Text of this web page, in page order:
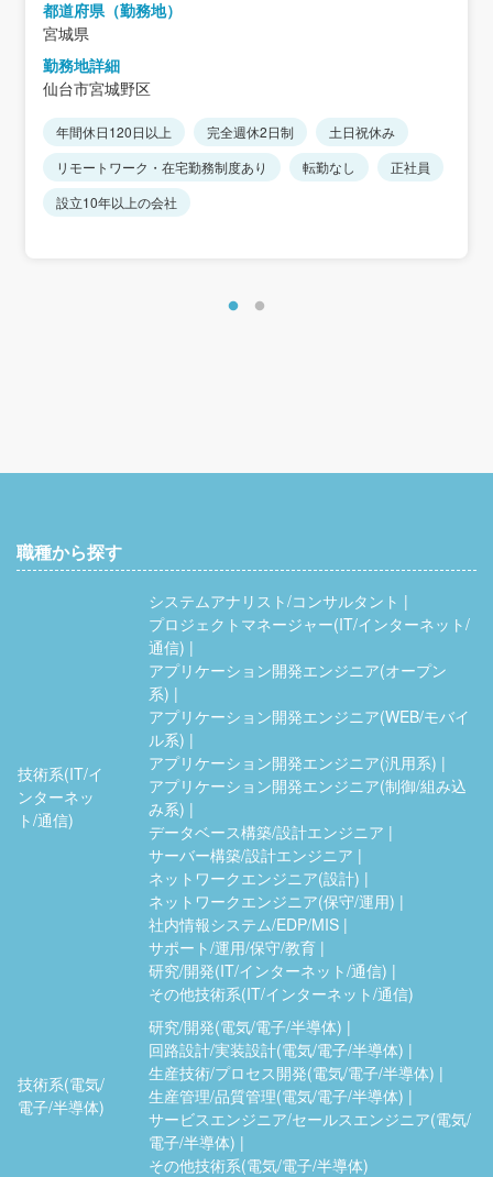
都道府県（勤務地）
宮城県
勤務地詳細
仙台市宮城野区
年間休日120日以上 完全週休2日制
土日祝休み
リモートワーク・在宅勤務制度あり
転勤なし
正社員
設立10年以上の会社
職種から探す
技術系(IT/イ
ンターネッ
ト/通信)
システムアナリスト/コンサルタント
プロジェクトマネージャー(IT/インターネット/
通信)
アプリケーション開発エンジニア(オープン
系)
アプリケーション開発エンジニア(WEB/モバイ
ル系)
アプリケーション開発エンジニア(汎用系)
アプリケーション開発エンジニア(制御/組み込
み系)
データベース構築/設計エンジニア
サーバー構築/設計エンジニア
ネットワークエンジニア(設計)
ネットワークエンジニア(保守/運用)
社内情報システム/EDP/MIS
サポート/運用/保守/教育
研究/開発(IT/インターネット/通信)
その他技術系(IT/インターネット/通信)
技術系(電気/
電子/半導体)
研究/開発(電気/電子/半導体)
回路設計/実装設計(電気/電子/半導体)
生産技術/プロセス開発(電気/電子/半導体)
生産管理/品質管理(電気/電子/半導体)
サービスエンジニア/セールスエンジニア(電気/
電子/半導体)
その他技術系(電気/電子/半導体)